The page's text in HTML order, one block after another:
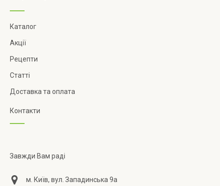
Каталог
Акції
Рецепти
Статті
Доставка та оплата
Контакти
Завжди Вам раді
м. Київ, вул. Западинська 9а